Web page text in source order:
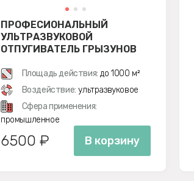
ПРОФЕСИОНАЛЬНЫЙ
УЛЬТРАЗВУКОВОЙ
ОТПУГИВАТЕЛЬ ГРЫЗУНОВ
Площадь действия: до 1000 м²
Воздействие: ультразвуковое
Сфера применения:
промышленное
6500 ₽ В корзину